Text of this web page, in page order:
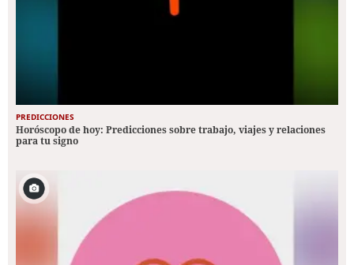
PREDICCIONES
Horóscopo de hoy: Predicciones sobre trabajo, viajes y relaciones
para tu signo